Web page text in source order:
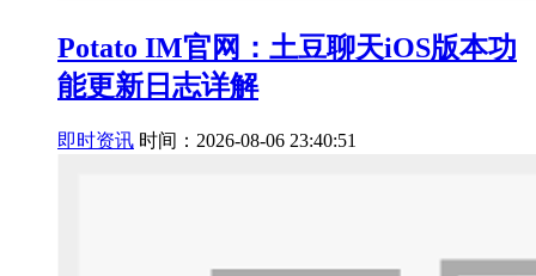
Potato IM官网：土豆聊天iOS版本功
能更新日志详解
即时资讯 时间：2026-08-06 23:40:51